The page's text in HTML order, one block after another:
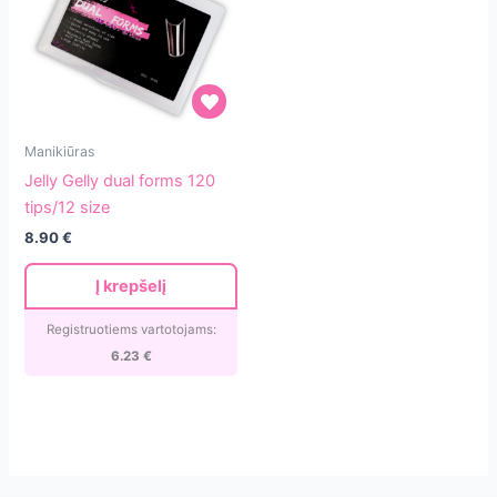
Jelly
dual
forms
120
tips/12
Manikiūras
Jelly Gelly dual forms 120
tips/12 size
8.90€
Į krepšelį
Registruotiems vartotojams:
6.23 €